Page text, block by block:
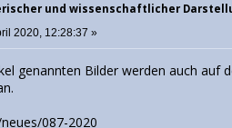
und wissenschaftlicher
2020, 12:28:37 »
genannten Bilder werden auch auf
087-2020